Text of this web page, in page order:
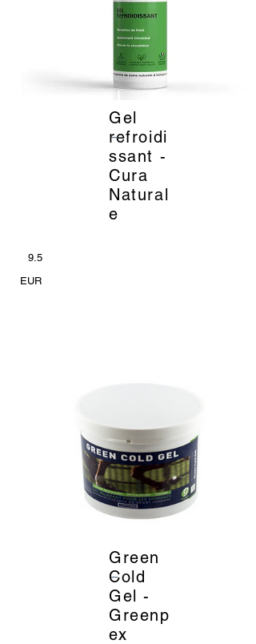
Gel
refroidi
ssant -
Cura
Natural
e
_
9.5
EUR
Green
Cold
Gel -
Greenp
ex
_